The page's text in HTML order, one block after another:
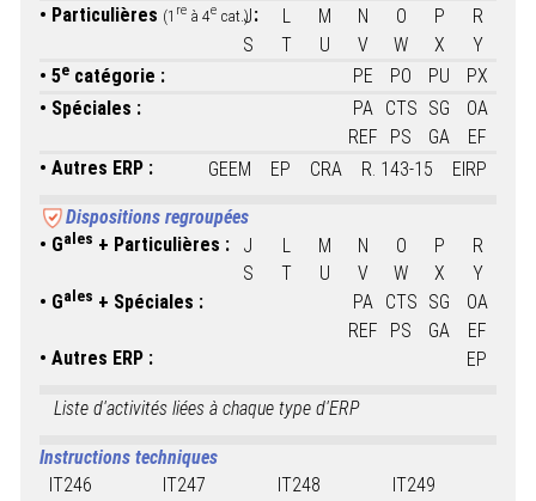
Particulières (1 reà 4ecat.):
J L M N O P
R
S
T U V W X
Y
5ecatégorie : PE PO PU
PX
Spéciales :
PA CTS SG
OA
REF
PS GA
EF
Autres ERP :
GEEM EP CRA R. 143-15 EIRP
Dispositions regroupées
Gales + Particulières : J L M N O P
R
S
T U V W X
Y
Gales + Spéciales : PA CTS SG
OA
REF
PS GA
EF
Autres ERP :
EP
Liste d'activités liées à chaque type d'ERP
Instructions techniques
IT246
IT247 IT248
IT249